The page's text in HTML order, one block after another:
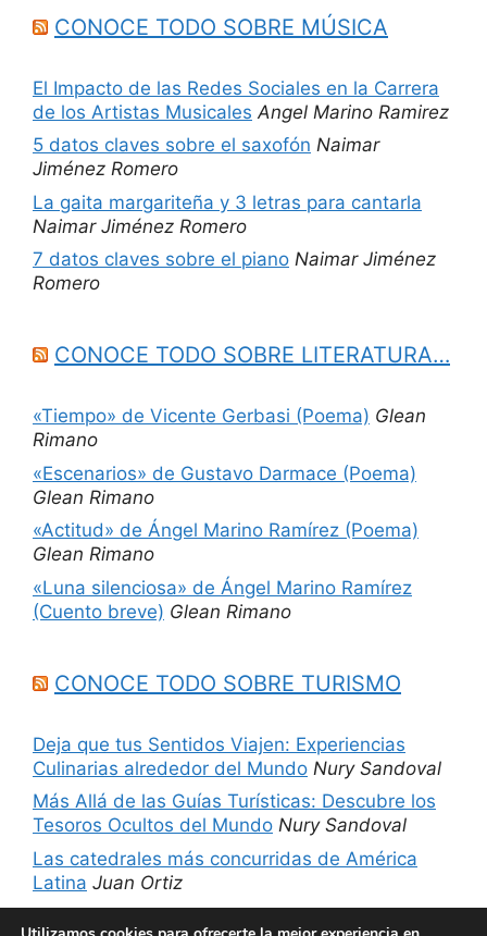
CONOCE TODO SOBRE MÚSICA
El Impacto de las Redes Sociales en la Carrera
de los Artistas Musicales Angel Marino Ramirez
5 datos claves sobre el saxofón Naimar
Jiménez Romero
La gaita margariteña y 3 letras para cantarla
Naimar Jiménez Romero
7 datos claves sobre el piano Naimar Jiménez
Romero
CONOCE TODO SOBRE LITERATURA…
«Tiempo» de Vicente Gerbasi (Poema) Glean
Rimano
«Escenarios» de Gustavo Darmace (Poema)
Glean Rimano
«Actitud» de Ángel Marino Ramírez (Poema)
Glean Rimano
«Luna silenciosa» de Ángel Marino Ramírez
(Cuento breve) Glean Rimano
CONOCE TODO SOBRE TURISMO
Deja que tus Sentidos Viajen: Experiencias
Culinarias alrededor del Mundo Nury Sandoval
Más Allá de las Guías Turísticas: Descubre los
Tesoros Ocultos del Mundo Nury Sandoval
Las catedrales más concurridas de América
Latina Juan Ortiz